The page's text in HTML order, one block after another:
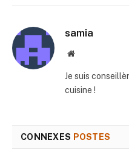
samia
Site
Je suis
cuisine !
CONNEXES POSTES